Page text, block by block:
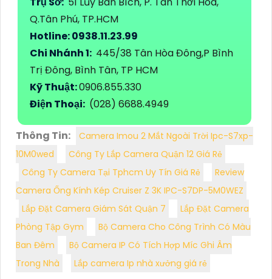
Q.Tân Phú, TP.HCM
Hotline: 0938.11.23.99
Chi Nhánh 1: 445/38 Tân Hòa Đông,P Bình
Trị Đông, Bình Tân, TP HCM
Kỹ Thuật:0906.855.330
Điện Thoại: (028) 6688.4949
Thông Tin:
Camera Imou 2 Mắt Ngoài Trời Ipc-S7xp-
10M0wed
Công Ty Lắp Camera Quận 12 Giá Rẻ
Công Ty Camera Tại Tphcm Uy Tín Giá Rẻ
Review
Camera Ống Kính Kép Cruiser Z 3K IPC-S7DP-5M0WEZ
Lắp Đặt Camera Giám Sát Quận 7
Lắp Đặt Camera
Phòng Tập Gym
Bộ Camera Cho Công Trình Có Màu
Ban Đêm
Bộ Camera IP Có Tích Hợp Míc Ghi Âm
Trong Nhà
Lắp camera Ip nhà xưởng giá rẻ